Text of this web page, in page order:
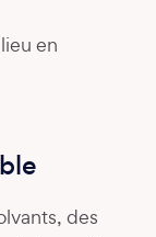
en
des